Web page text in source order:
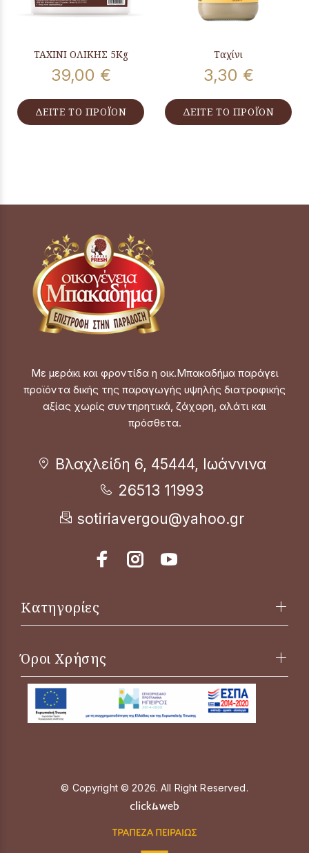
ΤΑΧΙΝΙ ΟΛΙΚΗΣ 5Kg
39,00 €
ΔΕΙΤΕ ΤΟ ΠΡΟΪΟΝ
Ταχίνι
3,30 €
ΔΕΙΤΕ ΤΟ ΠΡΟΪΟΝ
Με μεράκι και φροντίδα η οικ.Μπακαδήμα παράγει
προϊόντα δικής της παραγωγής υψηλής διατροφικής
αξίας χωρίς συντηρητικά, ζάχαρη, αλάτι και
πρόσθετα.
Βλαχλείδη 6, 45444, Ιωάννινα
26513 11993
sotiriavergou@yahoo.gr
Κατηγορίες
Όροι Χρήσης
© Copyright © 2026. All Right Reserved.